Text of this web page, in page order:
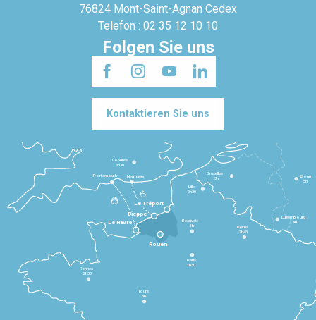
76824 Mont-Saint-Agnan Cedex
Telefon : 02 35 12 10 10
Folgen Sie uns
Kontaktieren Sie uns
Le Havre
Dieppe
Le Tréport
Rennes
2h30
Tours
3h
Paris
1h30
Beauvais
1h
Reims
2h45
Lille
2h30
Bruxelles
3h
Londres
3h30
Newhaven
Portsmouth
Bonn
5h
Luxembourg
4h
Rouen